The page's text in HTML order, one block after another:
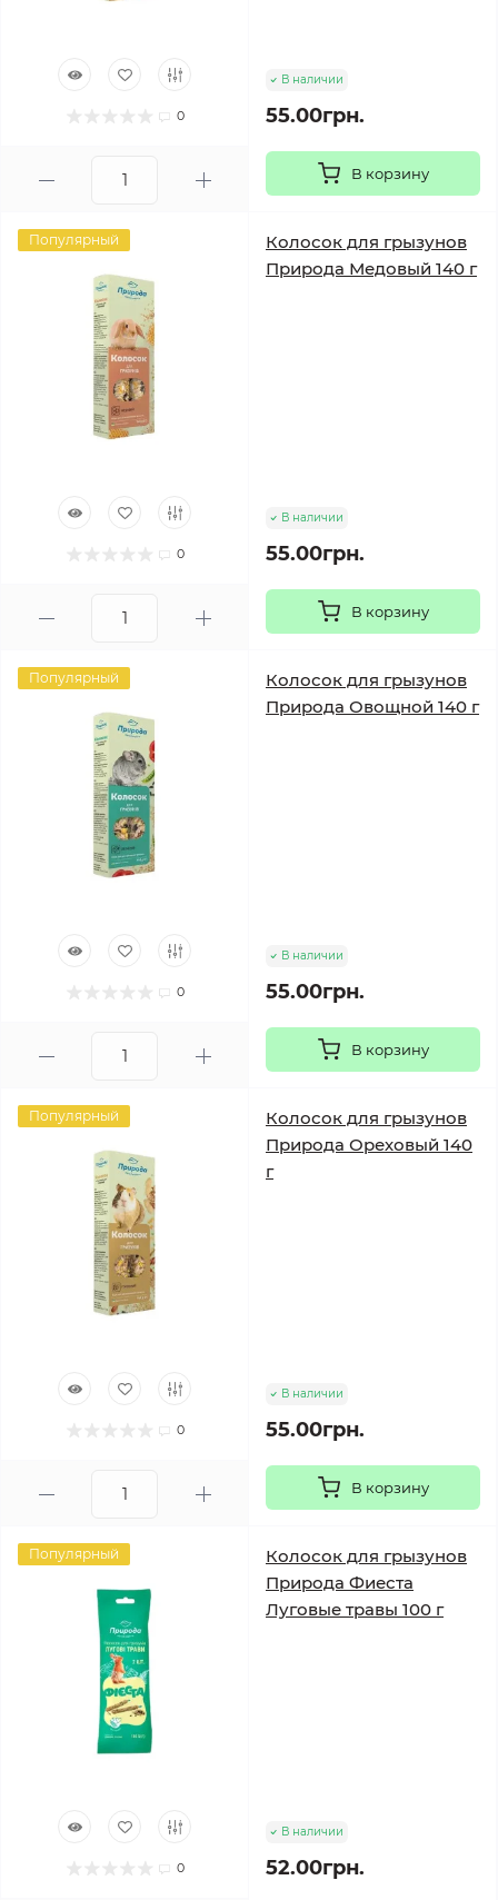
0
В наличии
55.00грн.
В корзину
Популярный
0
Колосок для грызунов
Природа Медовый 140 г
В наличии
55.00грн.
В корзину
Популярный
0
Колосок для грызунов
Природа Овощной 140 г
В наличии
55.00грн.
В корзину
Популярный
0
Колосок для грызунов
Природа Ореховый 140
г
В наличии
55.00грн.
В корзину
Популярный
0
Колосок для грызунов
Природа Фиеста
Луговые травы 100 г
В наличии
52.00грн.